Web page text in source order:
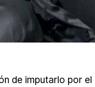
de imputarlo por